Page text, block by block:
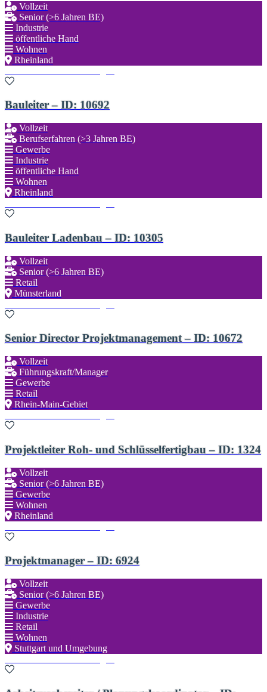
Vollzeit
Senior (>6 Jahren BE)
Industrie
öffentliche Hand
Wohnen
Rheinland
Bauleiter – ID: 10692
Vollzeit
Berufserfahren (>3 Jahren BE)
Gewerbe
Industrie
öffentliche Hand
Wohnen
Rheinland
Bauleiter Ladenbau – ID: 10305
Vollzeit
Senior (>6 Jahren BE)
Retail
Münsterland
Senior Director Projektmanagement – ID: 10672
Vollzeit
Führungskraft/Manager
Gewerbe
Retail
Rhein-Main-Gebiet
Projektleiter Roh- und Schlüsselfertigbau – ID: 1324
Vollzeit
Senior (>6 Jahren BE)
Gewerbe
Wohnen
Rheinland
Projektmanager – ID: 6924
Vollzeit
Senior (>6 Jahren BE)
Gewerbe
Industrie
Retail
Wohnen
Stuttgart und Umgebung